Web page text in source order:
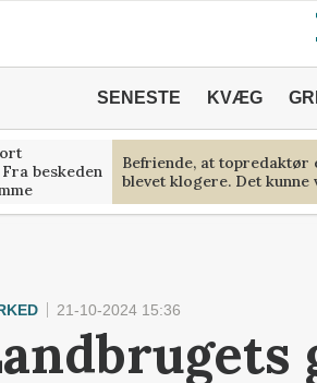
SENESTE KVÆG
beskeden
Befriende, at topredaktør
blevet klogere. Det
21-10-2024 15:36